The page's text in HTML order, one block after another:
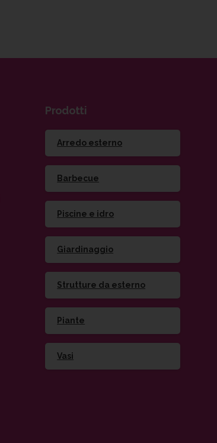
Prodotti
Arredo esterno
Barbecue
Piscine e idro
Giardinaggio
Strutture da esterno
Piante
Vasi